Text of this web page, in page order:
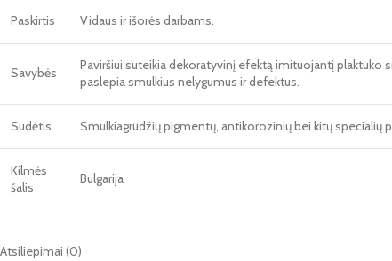
Paskirtis Vidaus ir išorės darbams.
Savybės
Paviršiui suteikia dekoratyvinį efektą imituojantį plaktuko
paslepia smulkius nelygumus ir defektus.
Sudėtis Smulkiagrūdžių pigmentų, antikorozinių bei kitų specialių
Kilmės
šalis
Bulgarija
Atsiliepimai (0)